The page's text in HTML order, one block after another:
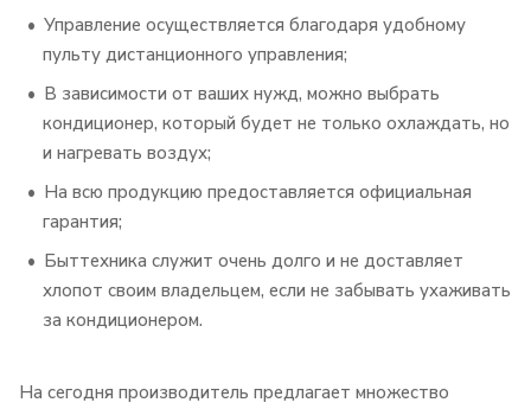
Управление осуществляется благодаря удобному
пульту дистанционного управления;
В зависимости от ваших нужд, можно выбрать
кондиционер, который будет не только охлаждать, но
и нагревать воздух;
На всю продукцию предоставляется официальная
гарантия;
Быттехника служит очень долго и не доставляет
хлопот своим владельцем, если не забывать ухаживать
за кондиционером.
На сегодня производитель предлагает множество